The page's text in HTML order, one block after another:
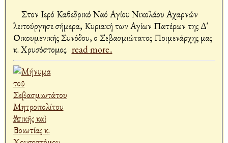
Στον Ιερό Καθεδρικό Ναό Αγίου Νικολάου Αχαρνών
λειτούργησε σήμερα, Κυριακή των Αγίων Πατέρων της Δ'
Οικουμενικής Συνόδου, ο Σεβασμιώτατος Ποιμενάρχης μας
κ. Χρυσόστομος. read more..